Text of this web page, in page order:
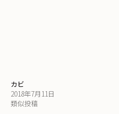
カビ
2018年7月11日
類似投稿